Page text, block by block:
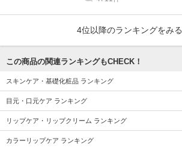
4位以降のランキングをみる
この商品の関連ランキングもCHECK！
スキンケア・基礎化粧品 ランキング
目元・口元ケア ランキング
リップケア・リップクリーム ランキング
カラーリップケア ランキング